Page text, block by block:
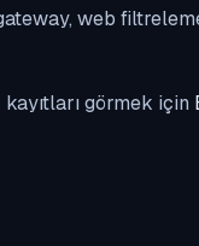
web
kayıtları görmek için